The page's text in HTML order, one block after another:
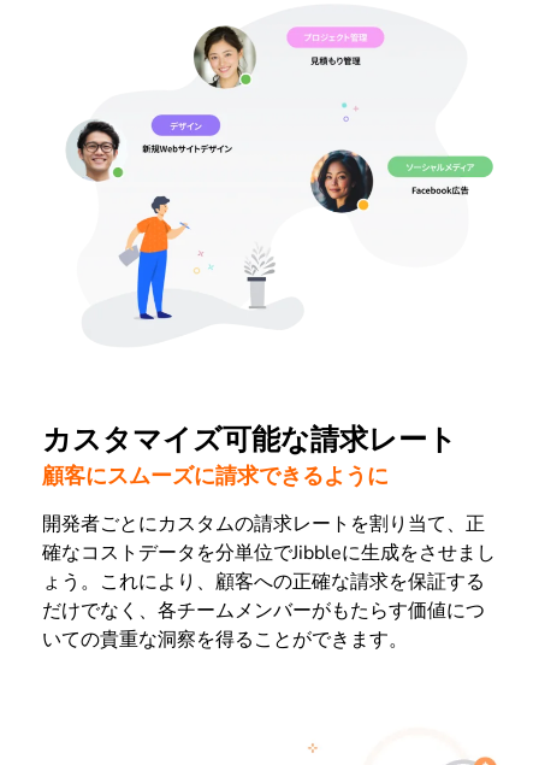
カスタマイズ可能な請求レート
顧客にスムーズに請求できるように
開発者ごとにカスタムの請求レートを割り当て、正
確なコストデータを分単位でJibbleに生成をさせまし
ょう。これにより、顧客への正確な請求を保証する
だけでなく、各チームメンバーがもたらす価値につ
いての貴重な洞察を得ることができます。